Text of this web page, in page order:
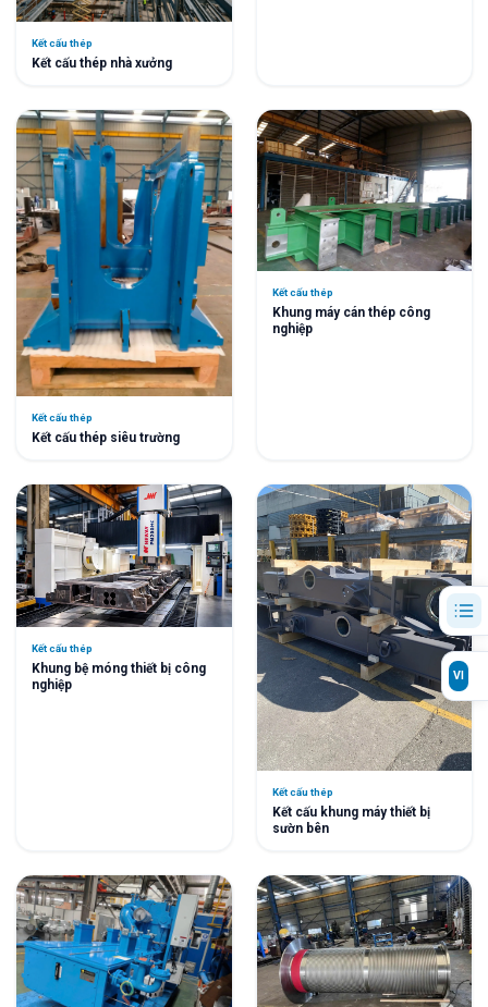
Kết cấu thép
Kết cấu thép nhà xưởng
Kết cấu thép
Kết cấu thép siêu trường
Kết cấu thép
Khung máy cán thép công
nghiệp
Kết cấu thép
Khung bệ móng thiết bị công
nghiệp
Kết cấu thép
Kết cấu khung máy thiết bị
sườn bên
VI